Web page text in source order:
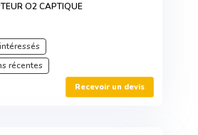
O2 CAPTIQUE
récentes
Recevoir un devis